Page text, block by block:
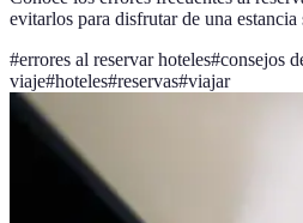
evitarlos para disfrutar de una
#errores al reservar hoteles#consejos
viaje#hoteles#reservas#viajar